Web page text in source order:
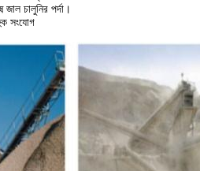
চালুনির পর্দা।
সংযোগ